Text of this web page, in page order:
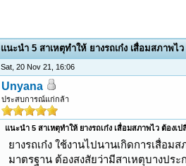
แนะนำ 5 สาเหตุทำให้ ยางรถเก๋ง เสื่อมสภาพไ
Sat, 20 Nov 21, 16:06
Unyana
ประสบการณ์แก่กล้า
แนะนำ 5 สาเหตุทำให้ ยางรถเก๋ง เสื่อมสภาพไว ต้องเป
ยางรถเก๋ง ใช้งานไปนานเกิดการเสื่อม
มาตรฐาน ต้องสงสัยว่ามีสาเหตุบางป